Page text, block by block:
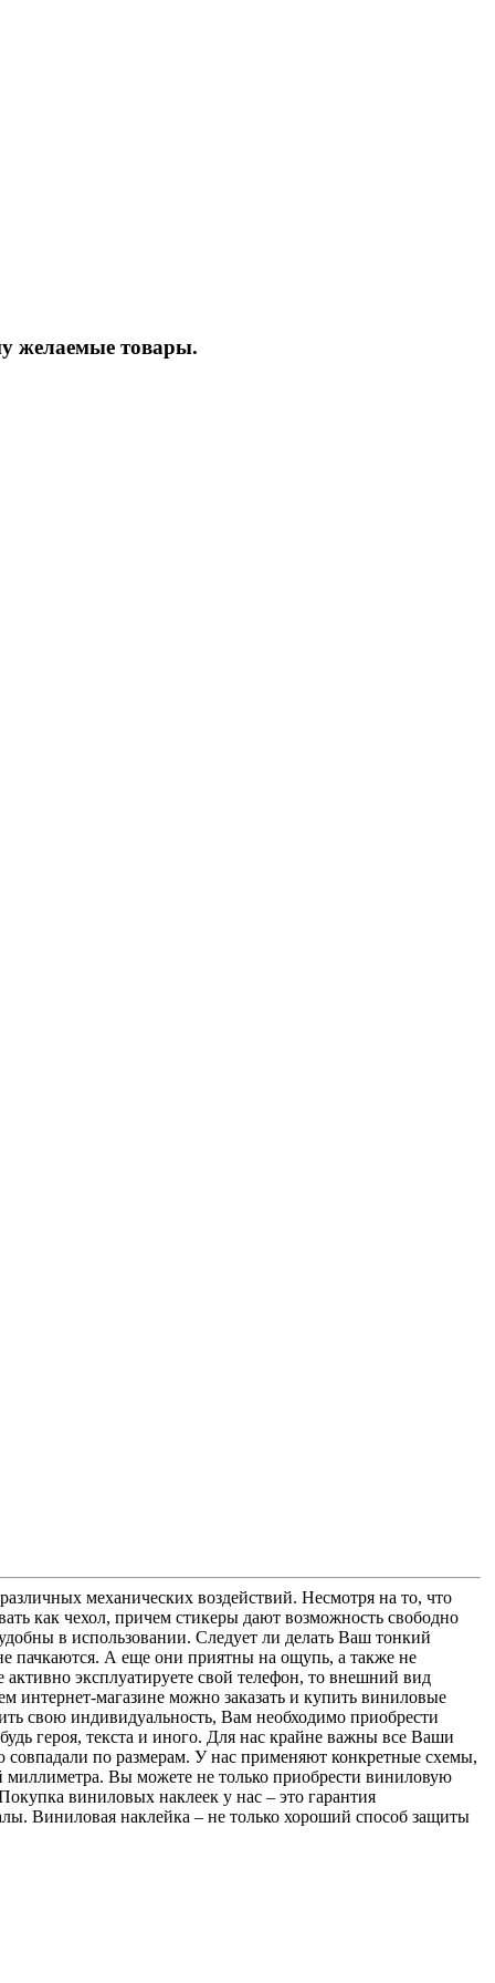
желаемые товары.
механических воздействий. Несмотря на то, что
как чехол, причем стикеры дают возможность свободно
в использовании. Следует ли делать Ваш тонкий
пачкаются. А еще они приятны на ощупь, а также не
эксплуатируете свой телефон, то внешний вид
интернет-магазине можно заказать и купить виниловые
свою индивидуальность, Вам необходимо приобрести
героя, текста и иного. Для нас крайне важны все Ваши
по размерам. У нас применяют конкретные схемы,
миллиметра. Вы можете не только приобрести виниловую
виниловых наклеек у нас – это гарантия
Виниловая наклейка – не только хороший способ защиты